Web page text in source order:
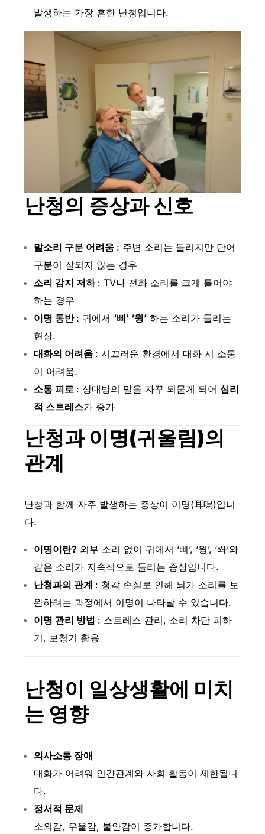
발생하는 가장 흔한 난청입니다.
난청의 증상과 신호
말소리 구분 어려움 : 주변 소리는 들리지만 단어
구분이 잘되지 않는 경우
소리 감지 저하 : TV나 전화 소리를 크게 틀어야
하는 경우
이명 동반 : 귀에서 ‘삐’ ‘윙’하는 소리가 들리는
현상.
대화의 어려움 : 시끄러운 환경에서 대화 시 소통
이 어려움.
소통 피로 : 상대방의 말을 자꾸 되묻게 되어 심리
적 스트레스가 증가
난청과 이명(귀울림)의
관계
난청과 함께 자주 발생하는 증상이 이명(耳鳴)입니
다.
이명이란?외부 소리 없이 귀에서 ‘삐’, ‘윙’, ‘쏴’와
같은 소리가 지속적으로 들리는 증상입니다.
난청과의 관계 : 청각 손실로 인해 뇌가 소리를 보
완하려는 과정에서 이명이 나타날 수 있습니다.
이명 관리 방법 : 스트레스 관리, 소리 차단 피하
기, 보청기 활용
난청이 일상생활에 미치
는 영향
의사소통 장애
대화가 어려워 인간관계와 사회 활동이 제한됩니
다.
정서적 문제
소외감, 우울감, 불안감이 증가합니다.